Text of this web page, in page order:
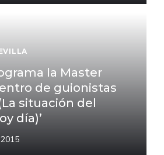
la Master
de guionistas
situación del
día)’